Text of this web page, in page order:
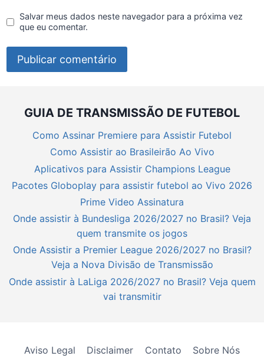
Salvar meus dados neste navegador para a próxima vez
que eu comentar.
GUIA DE TRANSMISSÃO DE FUTEBOL
Como Assinar Premiere para Assistir Futebol
Como Assistir ao Brasileirão Ao Vivo
Aplicativos para Assistir Champions League
Pacotes Globoplay para assistir futebol ao Vivo 2026
Prime Video Assinatura
Onde assistir à Bundesliga 2026/2027 no Brasil? Veja
quem transmite os jogos
Onde Assistir a Premier League 2026/2027 no Brasil?
Veja a Nova Divisão de Transmissão
Onde assistir à LaLiga 2026/2027 no Brasil? Veja quem
vai transmitir
Aviso Legal Disclaimer Contato Sobre Nós